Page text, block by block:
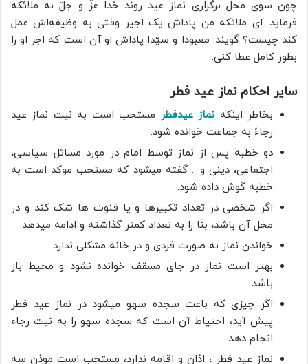
چون سوى محل برگزارى نماز عید روند خدا عزّ و جلّ به ملائکه
فرماید: اى ملائکه من پاداش یک اجیر وقتى به وظیفه‌‏اش عمل
کند چیست؟ گویند: معبودا و سیّدا پاداش او آن است که اجر او را
بطور کامل عطا کنى.
سایر احکام نماز عید فطر
بخاطر اینکه نماز عیدفطر مستحب است به نیت نماز عید
رجاءً به جماعت خوانده شود.
دو خطبه پس از نماز توسط امام در مورد مسائل سیاسی،
اجتماعی، دینی و .. گفته میشود که مستحب موکد است به
خطبه گوش داده شود.
اگر شخصی در تعداد تکبیرها و یا قنوت ها شک کند و در
محل آن باشد، بنا را به تعداد کمتر گذاشته و ادامه میدهد.
خواندن نماز به صورت فردی و در خانه مشکلی ندارد.
بهتر است نماز در جای مسقف خوانده نشود و محیط باز
باشد.
اگر چیزی که باعث سجده سهو میشود در نماز عید فطر
پیش آید، احتیاط آن است که سجده سهو را به نیت رجاء
انجام دهد.
نماز عید فطر ، اذان و اقامه ندارد، مستحب است موذن سه